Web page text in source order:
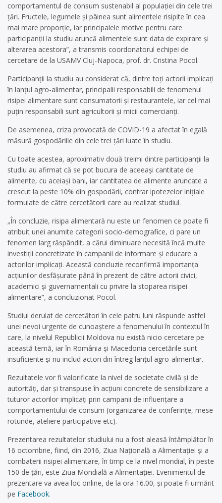
comportamentul de consum sustenabil al populaţiei din cele trei
ţări. Fructele, legumele şi pâinea sunt alimentele risipite în cea
mai mare proporţie, iar principalele motive pentru care
participanţii la studiu aruncă alimentele sunt data de expirare şi
alterarea acestora”, a transmis coordonatorul echipei de
cercetare de la USAMV Cluj-Napoca, prof. dr. Cristina Pocol.
Participanţii la studiu au considerat că, dintre toţi actorii implicaţi
în lanţul agro-alimentar, principalii responsabili de fenomenul
risipei alimentare sunt consumatorii şi restaurantele, iar cel mai
puţin responsabili sunt agricultorii şi micii comercianţi.
De asemenea, criza provocată de COVID-19 a afectat în egală
măsură gospodăriile din cele trei ţări luate în studiu.
Cu toate acestea, aproximativ două treimi dintre participanţii la
studiu au afirmat că se pot bucura de aceeaşi cantitate de
alimente, cu aceiaşi bani, iar cantitatea de alimente aruncate a
crescut la peste 10% din gospodării, contrar ipotezelor iniţiale
formulate de către cercetătorii care au realizat studiul.
„În concluzie, risipa alimentară nu este un fenomen ce poate fi
atribuit unei anumite categorii socio-demografice, ci pare un
fenomen larg răspândit, a cărui diminuare necesită încă multe
investiţii concretizate în campanii de informare şi educare a
actorilor implicaţi. Această concluzie reconfirmă importanţa
acţiunilor desfăşurate până în prezent de către actorii civici,
academici şi guvernamentali cu privire la stoparea risipei
alimentare”, a concluzionat Pocol.
Studiul derulat de cercetători în cele patru luni răspunde astfel
unei nevoi urgente de cunoaştere a fenomenului în contextul în
care, la nivelul Republicii Moldova nu există nicio cercetare pe
această temă, iar în România şi Macedonia cercetările sunt
insuficiente şi nu includ actori din întreg lanţul agro-alimentar.
Rezultatele vor fi valorificate la nivel de societate civilă şi de
autorităţi, dar şi transpuse în acţiuni concrete de sensibilizare a
tuturor actorilor implicaţi prin campanii de influenţare a
comportamentului de consum (organizarea de conferinţe, mese
rotunde, ateliere participative etc).
Prezentarea rezultatelor studiului nu a fost aleasă întâmplător în
16 octombrie, fiind, din 2016, Ziua Naţională a Alimentaţiei şi a
combaterii risipei alimentare, în timp ce la nivel mondial, în peste
150 de ţări, este Ziua Mondială a Alimentaţiei. Evenimentul de
prezentare va avea loc online, de la ora 16.00, şi poate fi urmărit
pe Facebook.